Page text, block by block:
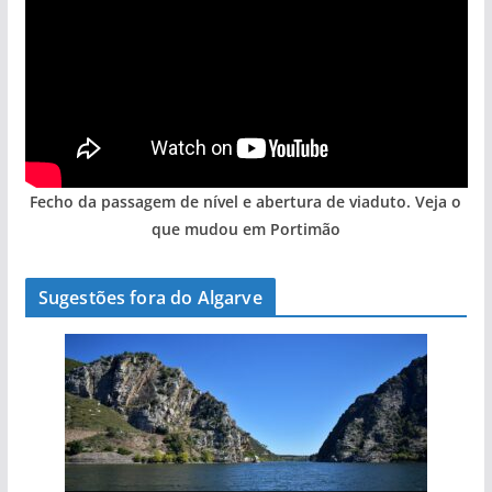
Fecho da passagem de nível e abertura de viaduto. Veja o
que mudou em Portimão
Sugestões fora do Algarve
A aldeia mais portuguesa de Portugal (com